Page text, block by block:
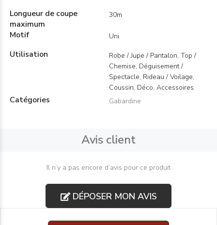
Longueur de coupe
maximum
30m
Motif Uni
Utilisation
Robe / Jupe / Pantalon, Top /
Chemise, Déguisement /
Spectacle, Rideau / Voilage,
Coussin, Déco, Accessoires
Catégories Gabardine
Avis client
Il n’y a pas encore d’avis pour ce produit
DÉPOSER MON AVIS